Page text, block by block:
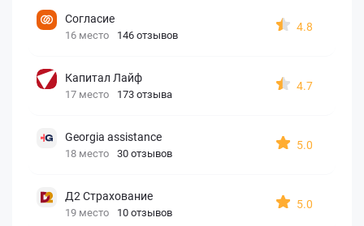
Согласие
16 место 146 отзывов
4.8
Капитал Лайф
17 место 173 отзыва
4.7
Georgia assistance
18 место 30 отзывов
5.0
Д2 Страхование
19 место 10 отзывов
5.0